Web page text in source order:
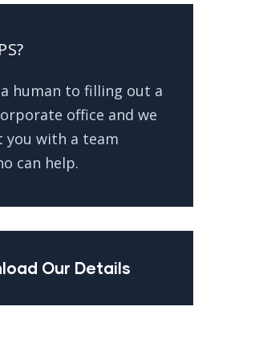
human to filling out a
office and we
you with a team
can help.
Our Details